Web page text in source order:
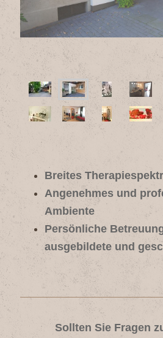
Breites
Angenehmes und
Ambiente
Persönliche
ausgebildete und
Sollten Sie Fragen